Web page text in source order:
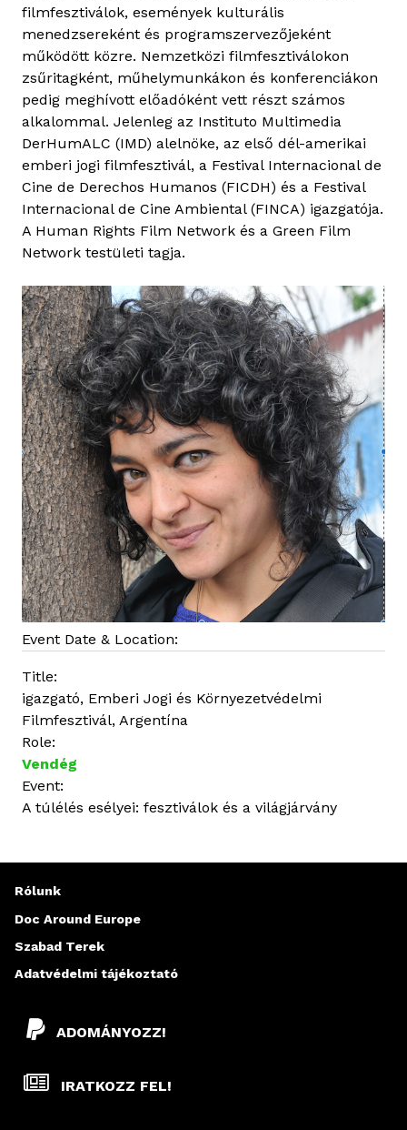
filmfesztiválok, események kulturális
menedzsereként és programszervezőjeként
működött közre. Nemzetközi filmfesztiválokon
zsűritagként, műhelymunkákon és konferenciákon
pedig meghívott előadóként vett részt számos
alkalommal. Jelenleg az Instituto Multimedia
DerHumALC (IMD) alelnöke, az első dél-amerikai
emberi jogi filmfesztivál, a Festival Internacional de
Cine de Derechos Humanos (FICDH) és a Festival
Internacional de Cine Ambiental (FINCA) igazgatója.
A Human Rights Film Network és a Green Film
Network testületi tagja.
Event Date & Location:
Title:
igazgató, Emberi Jogi és Környezetvédelmi
Filmfesztivál, Argentína
Role:
Vendég
Event:
A túlélés esélyei: fesztiválok és a világjárvány
ADOMÁNYOZZ!
IRATKOZZ FEL!
Rólunk
Doc Around Europe
Szabad Terek
Adatvédelmi tájékoztató